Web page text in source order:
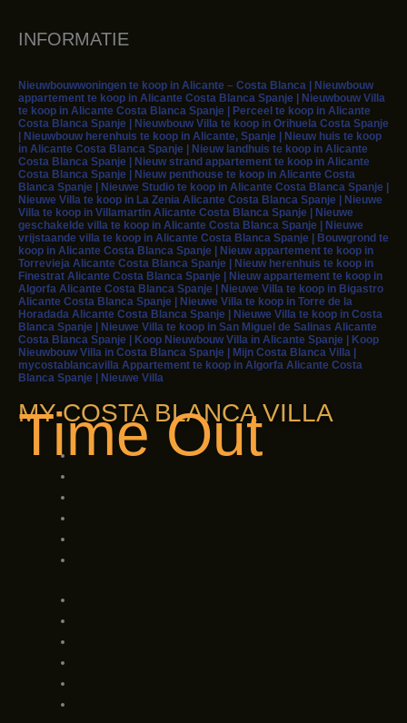
INFORMATIE
Nieuwbouwwoningen te koop in Alicante – Costa Blanca | Nieuwbouw
appartement te koop in Alicante Costa Blanca Spanje | Nieuwbouw Villa
te koop in Alicante Costa Blanca Spanje | Perceel te koop in Alicante
Costa Blanca Spanje | Nieuwbouw Villa te koop in Orihuela Costa Spanje
| Nieuwbouw herenhuis te koop in Alicante, Spanje | Nieuw huis te koop
in Alicante Costa Blanca Spanje | Nieuw landhuis te koop in Alicante
Costa Blanca Spanje | Nieuw strand appartement te koop in Alicante
Costa Blanca Spanje | Nieuw penthouse te koop in Alicante Costa
Blanca Spanje | Nieuwe Studio te koop in Alicante Costa Blanca Spanje |
Nieuwe Villa te koop in La Zenia Alicante Costa Blanca Spanje | Nieuwe
Villa te koop in Villamartin Alicante Costa Blanca Spanje | Nieuwe
geschakelde villa te koop in Alicante Costa Blanca Spanje | Nieuwe
vrijstaande villa te koop in Alicante Costa Blanca Spanje | Bouwgrond te
koop in Alicante Costa Blanca Spanje | Nieuw appartement te koop in
Torrevieja Alicante Costa Blanca Spanje | Nieuw herenhuis te koop in
Finestrat Alicante Costa Blanca Spanje | Nieuw appartement te koop in
Algorfa Alicante Costa Blanca Spanje | Nieuwe Villa te koop in Bigastro
Alicante Costa Blanca Spanje | Nieuwe Villa te koop in Torre de la
Horadada Alicante Costa Blanca Spanje | Nieuwe Villa te koop in Costa
Blanca Spanje | Nieuwe Villa te koop in San Miguel de Salinas Alicante
Costa Blanca Spanje | Koop Nieuwbouw Villa in Alicante Spanje | Koop
Nieuwbouw Villa in Costa Blanca Spanje | Mijn Costa Blanca Villa |
mycostablancavilla Appartement te koop in Algorfa Alicante Costa
Blanca Spanje | Nieuwe Villa
MY COSTA BLANCA VILLA
Time Out